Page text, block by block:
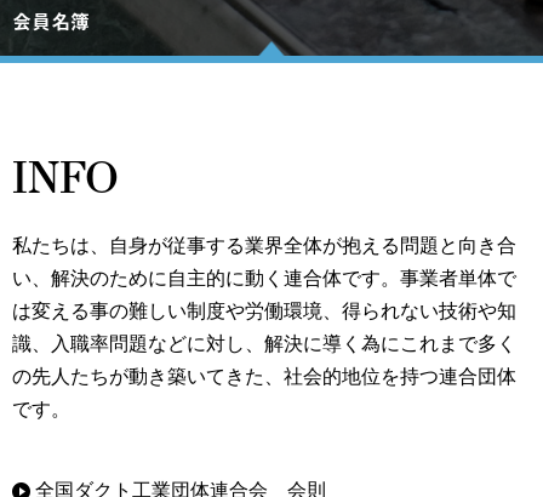
会員名簿
INFO
私たちは、自身が従事する業界全体が抱える問題と向き合
い、解決のために自主的に動く連合体です。事業者単体で
は変える事の難しい制度や労働環境、得られない技術や知
識、入職率問題などに対し、解決に導く為にこれまで多く
の先人たちが動き築いてきた、社会的地位を持つ連合団体
です。
全国ダクト工業団体連合会 会則